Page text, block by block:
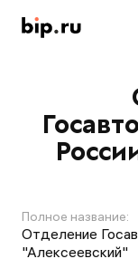
Полное название:
Отделение
"Алексеевский"